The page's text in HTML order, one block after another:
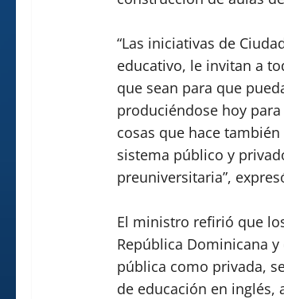
“Las iniciativas de
educativo, le invitan a
que sean para que
produciéndose hoy
cosas que hace
sistema público y
preuniversitaria”,
El ministro refirió que
República Dominicana
pública como privada,
de educación en inglés,